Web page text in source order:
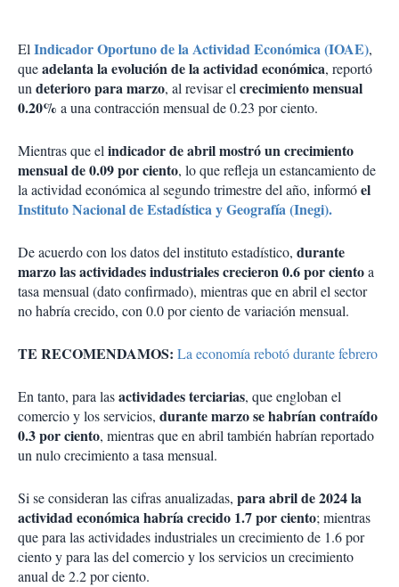
ElIndicador Oportuno de la Actividad Económica (IOAE),
queadelanta la evolución de la actividad económica, reportó
undeterioro para marzo, al revisar elcrecimiento mensual
0.20% a una contracción mensual de 0.23 por ciento.
Mientras que elindicador de abril mostró un crecimiento
mensual de 0.09 por ciento, lo que refleja un estancamiento de
la actividad económica al segundo trimestre del año, informóel
Instituto Nacional de Estadística y Geografía (Inegi).
De acuerdo con los datos del instituto estadístico, durante
marzo las actividades industriales crecieron 0.6 por cientoa
tasa mensual (dato confirmado), mientras que en abril el sector
no habría crecido, con 0.0 por ciento de variación mensual.
TE RECOMENDAMOS: La economía rebotó durante febrero
En tanto, para lasactividades terciarias, que engloban el
comercio y los servicios, durante marzo se habrían contraído
0.3 por ciento, mientras que en abril también habrían reportado
un nulo crecimiento a tasa mensual.
Si se consideran las cifras anualizadas, para abril de 2024 la
actividad económica habría crecido 1.7 por ciento; mientras
que para las actividades industriales un crecimiento de 1.6 por
ciento y para las del comercio y los servicios un crecimiento
anual de 2.2 por ciento.